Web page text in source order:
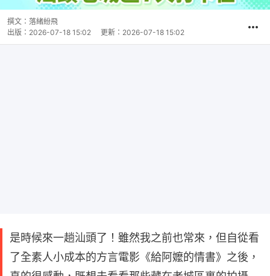
撰文： 落緒紛飛
出版： 2026-07-18 15:02 更新： 2026-07-18 15:02
是時候來一趟汕頭了！雖然我之前也常來，但自從看
了全素人小成本的方言電影《給阿嬤的情書》之後，